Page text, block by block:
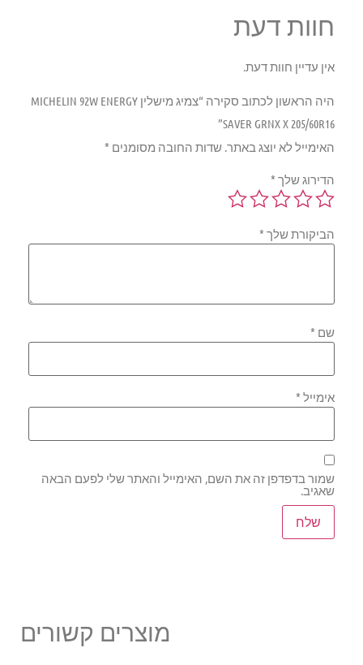
חוות דעת
אין עדיין חוות דעת.
היה הראשון לכתוב סקירה “צמיג מישלין MICHELIN 92W ENERGY
SAVER GRNX X 205/60R16”
האימייל לא יוצג באתר.שדות החובה מסומנים*
הדירוג שלך*
הביקורת שלך*
שם*
אימייל*
שמור בדפדפן זה את השם, האימייל והאתר שלי לפעם הבאה
שאגיב.
מוצרים קשורים